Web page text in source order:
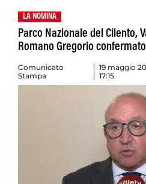
LA NOMINA
Parco Nazionale del Cilento,
Romano Gregorio
Comunicato
Stampa
19 maggio
17:15